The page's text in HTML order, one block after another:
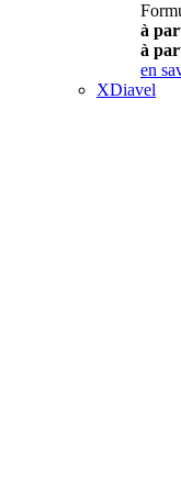
à
à
en
XDiavel